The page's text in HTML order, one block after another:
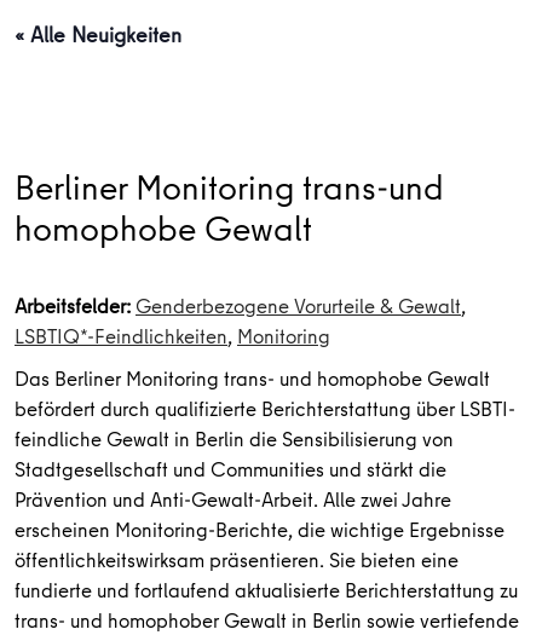
« Alle Neuigkeiten
Berliner Monitoring trans-und
homophobe Gewalt
Arbeitsfelder: Genderbezogene Vorurteile & Gewalt,
LSBTIQ*-Feindlichkeiten, Monitoring
Das Berliner Monitoring trans- und homophobe Gewalt
befördert durch qualifizierte Berichterstattung über LSBTI-
feindliche Gewalt in Berlin die Sensibilisierung von
Stadtgesellschaft und Communities und stärkt die
Prävention und Anti-Gewalt-Arbeit. Alle zwei Jahre
erscheinen Monitoring-Berichte, die wichtige Ergebnisse
öffentlichkeitswirksam präsentieren. Sie bieten eine
fundierte und fortlaufend aktualisierte Berichterstattung zu
trans- und homophober Gewalt in Berlin sowie vertiefende